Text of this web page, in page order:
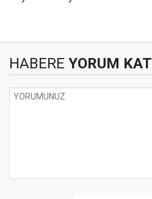
HABERE YORUM KAT